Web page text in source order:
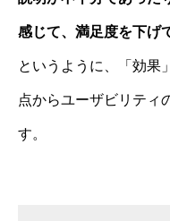
感じて、満足度を下げ
というように、「効果
点からユーザビリティ
す。